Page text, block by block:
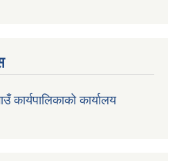
कार्यपालिकाको कार्यालय